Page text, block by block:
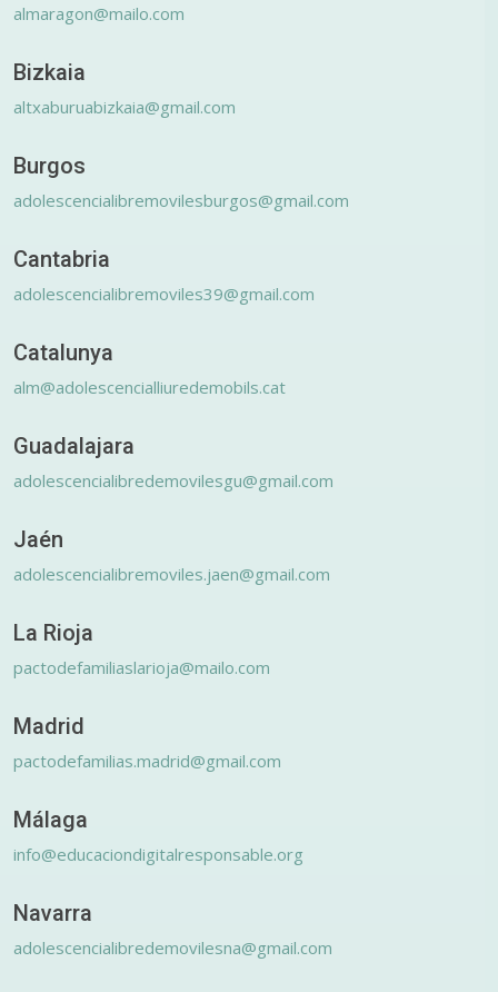
almaragon@mailo.com
Bizkaia
altxaburuabizkaia@gmail.com
Burgos
adolescencialibremovilesburgos@gmail.com
Cantabria
adolescencialibremoviles39@gmail.com
Catalunya
alm@adolescencialliuredemobils.cat
Guadalajara
adolescencialibredemovilesgu@gmail.com
Jaén
adolescencialibremoviles.jaen@gmail.com
La Rioja
pactodefamiliaslarioja@mailo.com
Madrid
pactodefamilias.madrid@gmail.com
Málaga
info@educaciondigitalresponsable.org
Navarra
adolescencialibredemovilesna@gmail.com